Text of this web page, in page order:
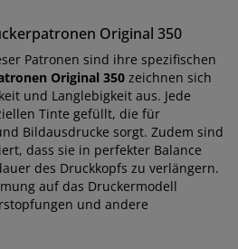
Original 350
Patronen sind ihre spezifischen
Original 350 zeichnen sich
und Langlebigkeit aus. Jede
Tinte gefüllt, die für
Bildausdrucke sorgt. Zudem sind
dass sie in perfekter Balance
des Druckkopfs zu verlängern.
auf das Druckermodell
und andere